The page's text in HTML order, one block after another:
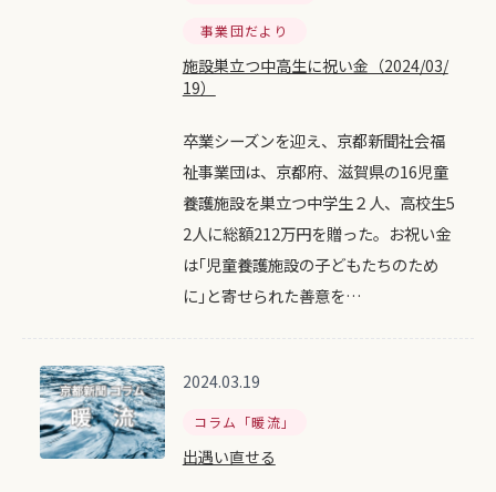
事業団だより
施設巣立つ中高生に祝い金（2024/03/
19）
卒業シーズンを迎え、京都新聞社会福
祉事業団は、京都府、滋賀県の16児童
養護施設を巣立つ中学生２人、高校生5
2人に総額212万円を贈った。お祝い金
は｢児童養護施設の子どもたちのため
に｣と寄せられた善意を…
2024.03.19
コラム「暖流」
出遇い直せる